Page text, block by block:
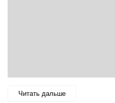
Читать дальше